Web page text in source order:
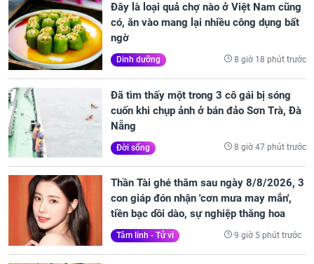
Đây là loại quả chợ nào ở Việt Nam cũng
có, ăn vào mang lại nhiều công dụng bất
ngờ
Dinh dưỡng 8 giờ 18 phút trước
Đã tìm thấy một trong 3 cô gái bị sóng
cuốn khi chụp ảnh ở bán đảo Sơn Trà, Đà
Nẵng
Đời sống 8 giờ 47 phút trước
Thần Tài ghé thăm sau ngày 8/8/2026, 3
con giáp đón nhận 'cơn mưa may mắn',
tiền bạc dồi dào, sự nghiệp thăng hoa
Tâm linh - Tử vi 9 giờ 5 phút trước